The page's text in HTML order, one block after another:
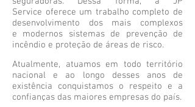
Service oferece um trabalho completo de
desenvolvimento dos mais complexos
e modernos sistemas de prevenção de
incêndio e proteção de áreas de risco.
Atualmente, atuamos em todo território
nacional e ao longo desses anos de
existência conquistamos o respeito e a
confianças das maiores empresas do país.